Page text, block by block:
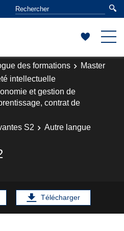
des formations
Master
intellectuelle
et gestion de
contrat de
S2
Autre langue
Télécharger